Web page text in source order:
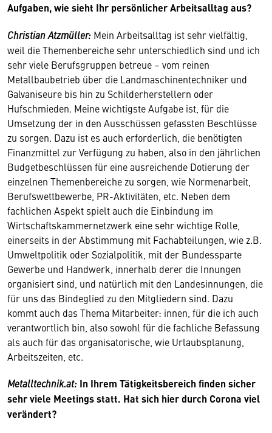
Aufgaben, wie sieht Ihr persönlicher Arbeitsalltag aus?
Christian Atzmüller: Mein Arbeitsalltag ist sehr vielfältig,
weil die Themenbereiche sehr unterschiedlich sind und ich
sehr viele Berufsgruppen betreue – vom reinen
Metallbaubetrieb über die Landmaschinentechniker und
Galvaniseure bis hin zu Schilderherstellern oder
Hufschmieden. Meine wichtigste Aufgabe ist, für die
Umsetzung der in den Ausschüssen gefassten Beschlüsse
zu sorgen. Dazu ist es auch erforderlich, die benötigten
Finanzmittel zur Verfügung zu haben, also in den jährlichen
Budgetbeschlüssen für eine ausreichende Dotierung der
einzelnen Themenbereiche zu sorgen, wie Normenarbeit,
Berufswettbewerbe, PR-Aktivitäten, etc. Neben dem
fachlichen Aspekt spielt auch die Einbindung im
Wirtschaftskammernetzwerk eine sehr wichtige Rolle,
einerseits in der Abstimmung mit Fachabteilungen, wie z.B.
Umweltpolitik oder Sozialpolitik, mit der Bundessparte
Gewerbe und Handwerk, innerhalb derer die Innungen
organisiert sind, und natürlich mit den Landesinnungen, die
für uns das Bindeglied zu den Mitgliedern sind. Dazu
kommt auch das Thema Mitarbeiter: innen, für die ich auch
verantwortlich bin, also sowohl für die fachliche Befassung
als auch für das organisatorische, wie Urlaubsplanung,
Arbeitszeiten, etc.
Metalltechnik.at: In Ihrem Tätigkeitsbereich finden sicher
sehr viele Meetings statt. Hat sich hier durch Corona viel
verändert?